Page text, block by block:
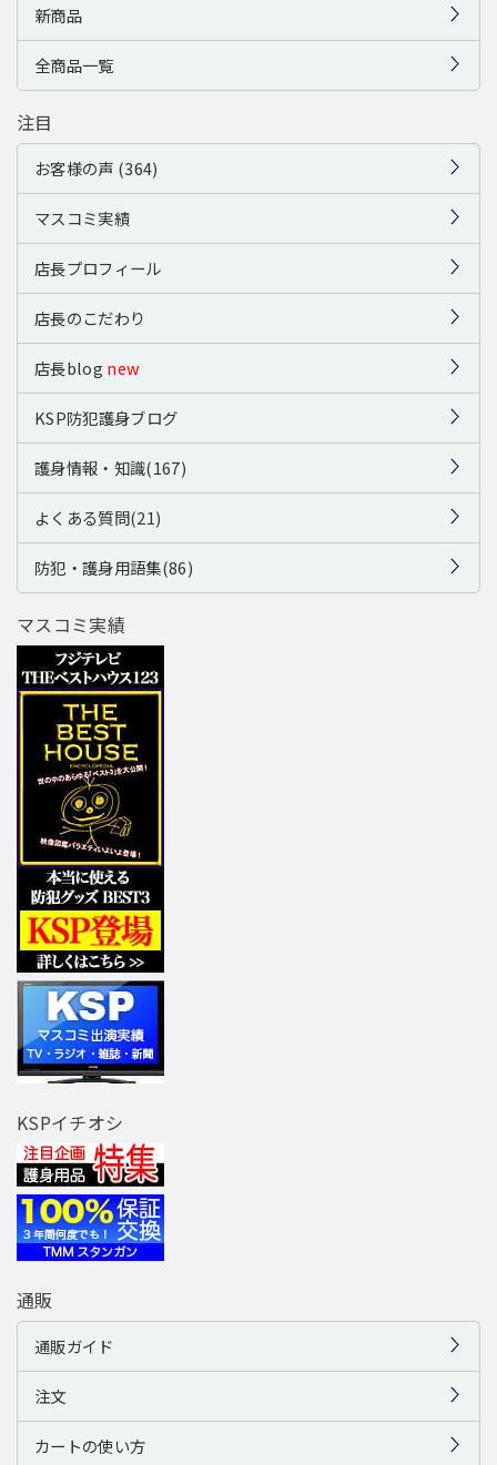
新商品
全商品一覧
注目
お客様の声 (364)
マスコミ実績
店長プロフィール
店長のこだわり
店長blog new
KSP防犯護身ブログ
護身情報・知識(167)
よくある質問(21)
防犯・護身用語集(86)
マスコミ実績
KSPイチオシ
通販
通販ガイド
注文
カートの使い方